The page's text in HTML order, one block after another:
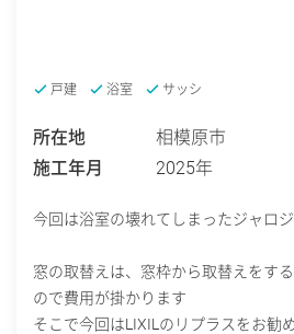
戸建 浴室 サッシ
所在地
相模原市
施工年月
2025年
今回は浴室の壊れてしまったジャロ
窓の取替えは、窓枠から取替えをす
ので費用が掛かります
そこで今回はLIXILのリプラスをお勧